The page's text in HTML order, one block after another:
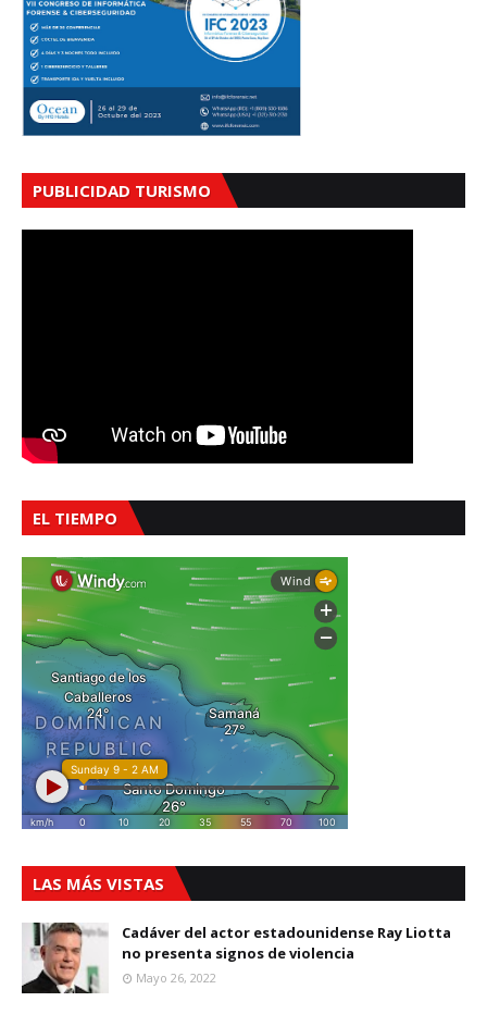
PUBLICIDAD TURISMO
EL TIEMPO
LAS MÁS VISTAS
Cadáver del actor estadounidense Ray Liotta
no presenta signos de violencia
Mayo 26, 2022